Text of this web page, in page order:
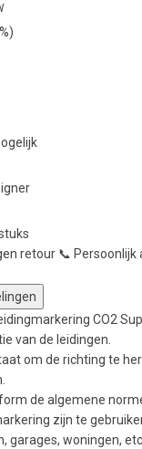
retour 📞 Persoonlijk
CO2
van de leidingen.
om de richting te
de algemene
zijn te
garages, woningen,